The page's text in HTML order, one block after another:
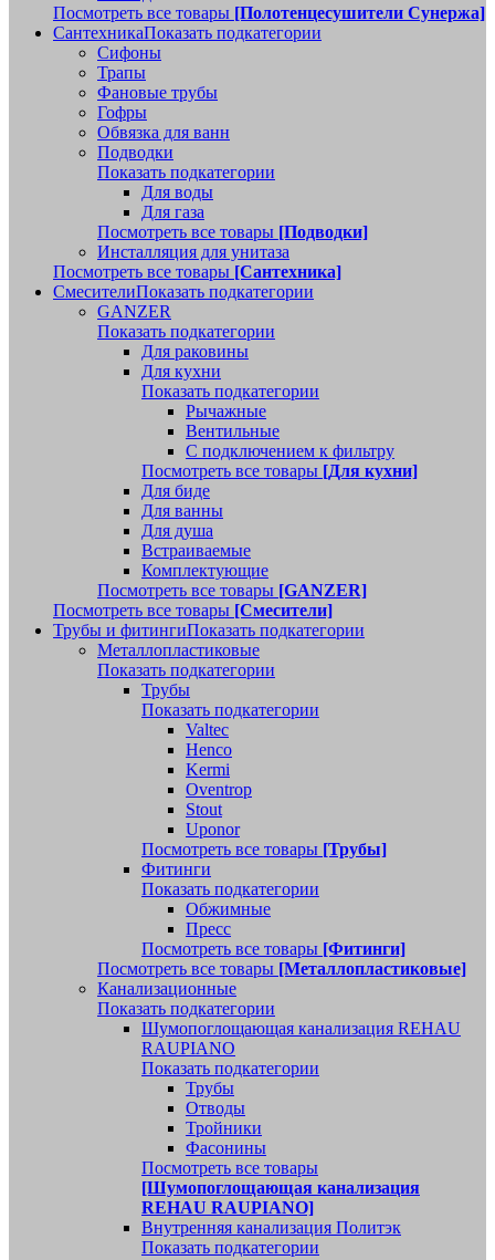
Посмотреть все товары [Полотенцесушители Сунержа]
СантехникаПоказать подкатегории
Сифоны
Трапы
Фановые трубы
Гофры
Обвязка для ванн
Подводки
Показать подкатегории
Для воды
Для газа
Посмотреть все товары [Подводки]
Инсталляция для унитаза
Посмотреть все товары [Сантехника]
СмесителиПоказать подкатегории
GANZER
Показать подкатегории
Для раковины
Для кухни
Показать подкатегории
Рычажные
Вентильные
С подключением к фильтру
Посмотреть все товары [Для кухни]
Для биде
Для ванны
Для душа
Встраиваемые
Комплектующие
Посмотреть все товары [GANZER]
Посмотреть все товары [Смесители]
Трубы и фитингиПоказать подкатегории
Металлопластиковые
Показать подкатегории
Трубы
Показать подкатегории
Valtec
Henco
Kermi
Oventrop
Stout
Uponor
Посмотреть все товары [Трубы]
Фитинги
Показать подкатегории
Обжимные
Пресс
Посмотреть все товары [Фитинги]
Посмотреть все товары [Металлопластиковые]
Канализационные
Показать подкатегории
Шумопоглощающая канализация REHAU
RAUPIANO
Показать подкатегории
Трубы
Отводы
Тройники
Фасонины
Посмотреть все товары
[Шумопоглощающая канализация
REHAU RAUPIANO]
Внутренняя канализация Политэк
Показать подкатегории